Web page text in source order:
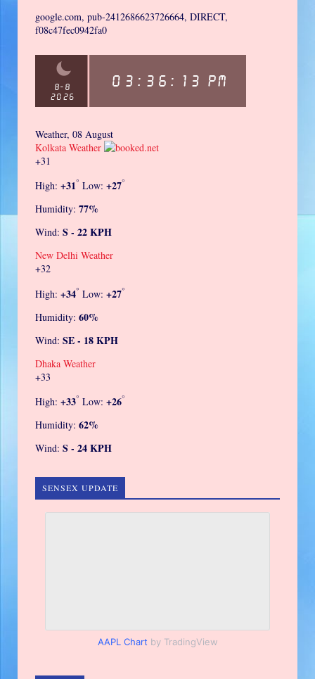
google.com, pub-2412686623726664, DIRECT,
f08c47fec0942fa0
Weather, 08 August
Kolkata Weather
+31
High: +31° Low: +27°
Humidity: 77%
Wind: S - 22 KPH
New Delhi Weather
+32
High: +34° Low: +27°
Humidity: 60%
Wind: SE - 18 KPH
Dhaka Weather
+33
High: +33° Low: +26°
Humidity: 62%
Wind: S - 24 KPH
SENSEX UPDATE
AAPL Chart by TradingView